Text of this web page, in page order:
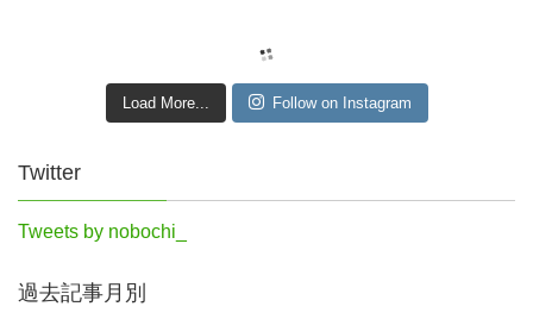
Load More... Follow on Instagram
Twitter
Tweets by nobochi_
過去記事月別